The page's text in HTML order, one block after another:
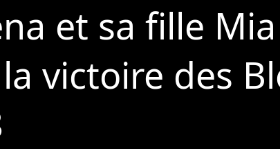
et sa fille
victoire des